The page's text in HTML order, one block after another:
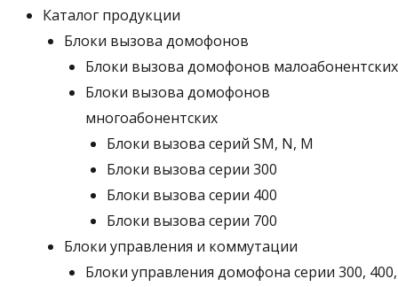
Каталог продукции
Блоки вызова домофонов
Блоки вызова домофонов малоабонентских
Блоки вызова домофонов
многоабонентских
Блоки вызова серий SM, N, M
Блоки вызова серии 300
Блоки вызова серии 400
Блоки вызова серии 700
Блоки управления и коммутации
Блоки управления домофона серии 300, 400,